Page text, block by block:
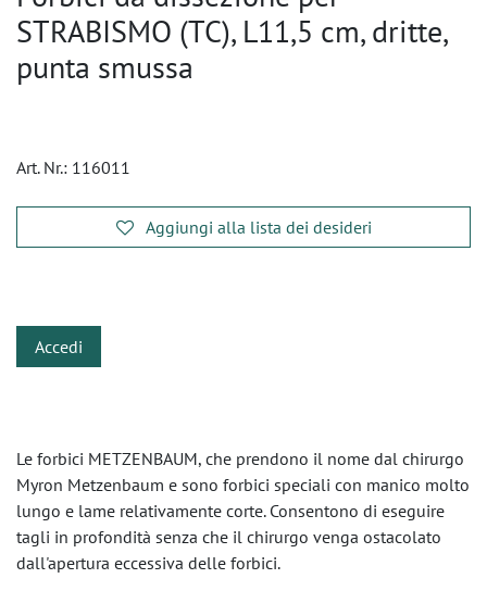
STRABISMO (TC), L11,5 cm, dritte,
punta smussa
Art. Nr.: 116011
Aggiungi alla lista dei desideri
Accedi
Le forbici METZENBAUM, che prendono il nome dal chirurgo
Myron Metzenbaum e sono forbici speciali con manico molto
lungo e lame relativamente corte. Consentono di eseguire
tagli in profondità senza che il chirurgo venga ostacolato
dall'apertura eccessiva delle forbici.